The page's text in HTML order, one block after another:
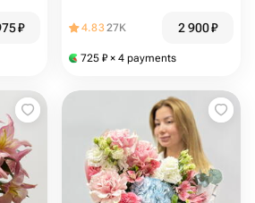
₽ 4.8327K 2 900₽
725 ₽ × 4 payments